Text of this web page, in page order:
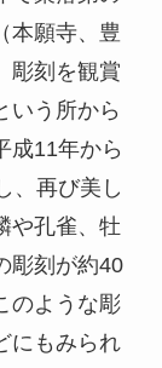
本願寺、豊
彫刻を観賞
いう所から
成11年から
、再び美し
や孔雀、牡
彫刻が約40
のような彫
にもみられ